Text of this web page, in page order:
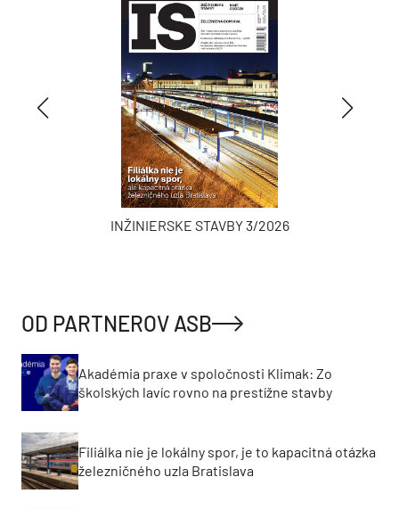
INŽINIERSKE STAVBY 3/2026
OD PARTNEROV ASB
Akadémia praxe v spoločnosti Klimak: Zo
školských lavíc rovno na prestížne stavby
Filiálka nie je lokálny spor, je to kapacitná otázka
železničného uzla Bratislava